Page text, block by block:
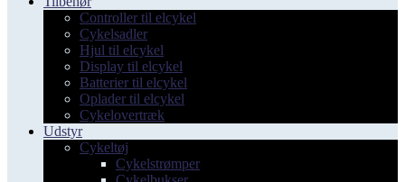
Controller til elcykel
Cykelsadler
Hjul til elcykel
Display til elcykel
Batterier til elcykel
Oplader til elcykel
Cykelovertræk
Udstyr
Cykeltøj
Cykelstrømper